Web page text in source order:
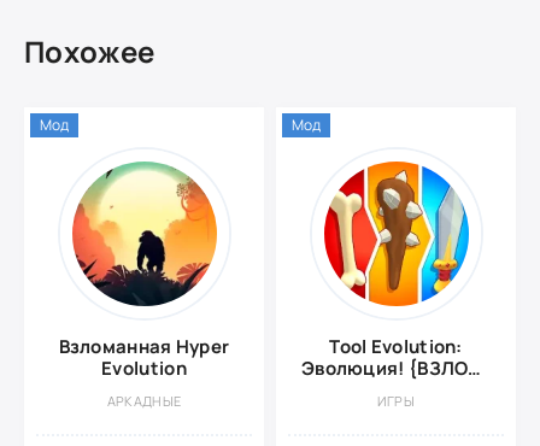
Похожее
Взломанная Hyper
Evolution
АРКАДНЫЕ
Мод
Tool Evolution:
Эволюция! {ВЗЛОМ:
ИГРЫ
Мод